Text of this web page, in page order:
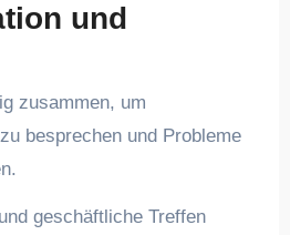
und
zusammen, um
besprechen und Probleme
geschäftliche Treffen